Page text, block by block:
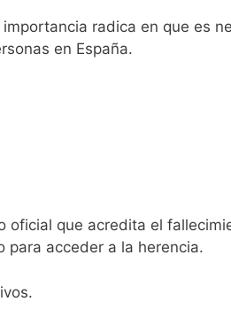
radica en que es
en España.
que acredita el
para acceder a la herencia.